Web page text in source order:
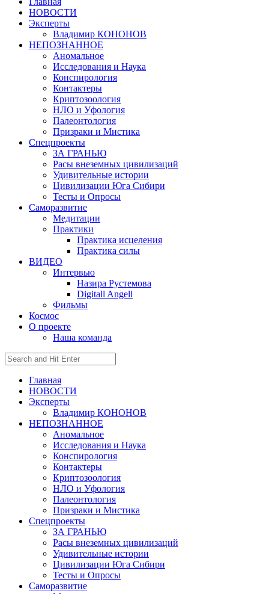
НОВОСТИ
Эксперты
Владимир КОНОНОВ
НЕПОЗНАННОЕ
Аномальное
Исследования и Наука
Конспирология
Контактеры
Криптозоология
НЛО и Уфология
Палеонтология
Призраки и Мистика
Спецпроекты
ЗА ГРАНЬЮ
Расы внеземных цивилизаций
Удивительные истории
Цивилизации Юга Сибири
Тесты и Опросы
Саморазвитие
Медитации
Практики
Практика исцеления
Практика силы
ВИДЕО
Интервью
Назира Рустемова
Digitall Angell
Фильмы
Космос
О проекте
Наша команда
Главная
НОВОСТИ
Эксперты
Владимир КОНОНОВ
НЕПОЗНАННОЕ
Аномальное
Исследования и Наука
Конспирология
Контактеры
Криптозоология
НЛО и Уфология
Палеонтология
Призраки и Мистика
Спецпроекты
ЗА ГРАНЬЮ
Расы внеземных цивилизаций
Удивительные истории
Цивилизации Юга Сибири
Тесты и Опросы
Саморазвитие